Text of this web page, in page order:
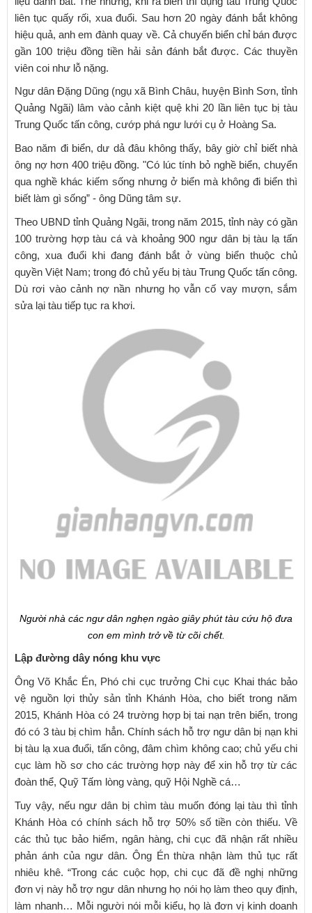
liên tục quấy rối, xua đuổi. Sau hơn 20 ngày đánh bắt không
hiệu quả, anh em đành quay về. Cả chuyến biển chỉ bán được
gần 100 triệu đồng tiền hải sản đánh bắt được. Các thuyền
viên coi như lỗ nặng.
Ngư dân Đặng Dũng (ngụ xã Bình Châu, huyện Bình Sơn, tỉnh
Quảng Ngãi) lâm vào cảnh kiệt quệ khi 20 lần liên tục bị tàu
Trung Quốc tấn công, cướp phá ngư lưới cụ ở Hoàng Sa.
Bao năm đi biển, dư dả đâu không thấy, bây giờ chỉ biết nhà
ông nợ hơn 400 triệu đồng. "Có lúc tính bỏ nghề biển, chuyển
qua nghề khác kiếm sống nhưng ở biển mà không đi biển thì
biết làm gì sống” - ông Dũng tâm sự.
Theo UBND tỉnh Quảng Ngãi, trong năm 2015, tỉnh này có gần
100 trường hợp tàu cá và khoảng 900 ngư dân bị tàu lạ tấn
công, xua đuổi khi đang đánh bắt ở vùng biển thuộc chủ
quyền Việt Nam; trong đó chủ yếu bị tàu Trung Quốc tấn công.
Dù rơi vào cảnh nợ nần nhưng họ vẫn cố vay mượn, sắm
sửa lại tàu tiếp tục ra khơi.
Người nhà các ngư dân nghẹn ngào giây phút tàu cứu hộ đưa
con em mình trở về từ cõi chết.
Lập đường dây nóng khu vực
Ông Võ Khắc Én, Phó chi cục trưởng Chi cục Khai thác bảo
vệ nguồn lợi thủy sản tỉnh Khánh Hòa, cho biết trong năm
2015, Khánh Hòa có 24 trường hợp bị tai nạn trên biển, trong
đó có 3 tàu bị chìm hẳn. Chính sách hỗ trợ ngư dân bị nạn khi
bị tàu lạ xua đuổi, tấn công, đâm chìm không cao; chủ yếu chi
cục làm hồ sơ cho các trường hợp này để xin hỗ trợ từ các
đoàn thể, Quỹ Tấm lòng vàng, quỹ Hội Nghề cá…
Tuy vậy, nếu ngư dân bị chìm tàu muốn đóng lại tàu thì tỉnh
Khánh Hòa có chính sách hỗ trợ 50% số tiền còn thiếu. Về
các thủ tục bảo hiểm, ngân hàng, chi cục đã nhận rất nhiều
phản ánh của ngư dân. Ông Én thừa nhận làm thủ tục rất
nhiêu khê. “Trong các cuộc họp, chi cục đã đề nghị những
đơn vị này hỗ trợ ngư dân nhưng họ nói họ làm theo quy định,
làm nhanh… Mỗi người nói mỗi kiểu, họ là đơn vị kinh doanh